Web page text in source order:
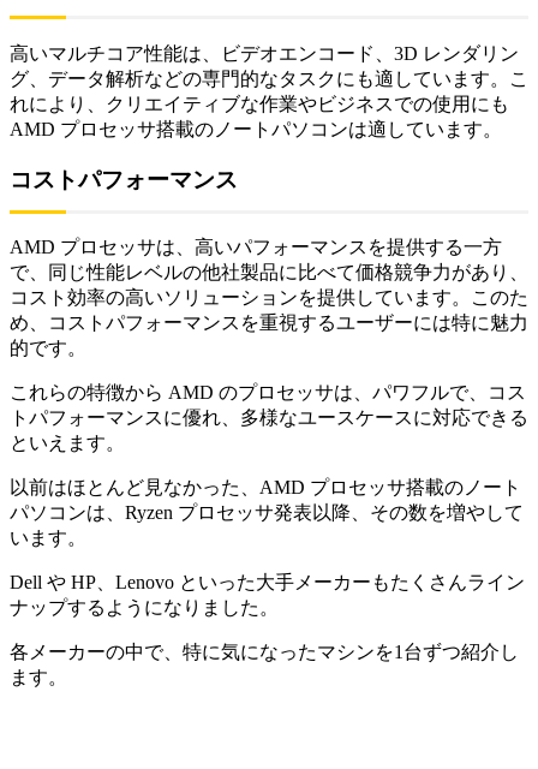
高いマルチコア性能は、ビデオエンコード、3D レンダリン
グ、データ解析などの専門的なタスクにも適しています。こ
れにより、クリエイティブな作業やビジネスでの使用にも
AMD プロセッサ搭載のノートパソコンは適しています。
コストパフォーマンス
AMD プロセッサは、高いパフォーマンスを提供する一方
で、同じ性能レベルの他社製品に比べて価格競争力があり、
コスト効率の高いソリューションを提供しています。このた
め、コストパフォーマンスを重視するユーザーには特に魅力
的です。
これらの特徴から AMD のプロセッサは、パワフルで、コス
トパフォーマンスに優れ、多様なユースケースに対応できる
といえます。
以前はほとんど見なかった、AMD プロセッサ搭載のノート
パソコンは、Ryzen プロセッサ発表以降、その数を増やして
います。
Dell や HP、Lenovo といった大手メーカーもたくさんライン
ナップするようになりました。
各メーカーの中で、特に気になったマシンを1台ずつ紹介し
ます。